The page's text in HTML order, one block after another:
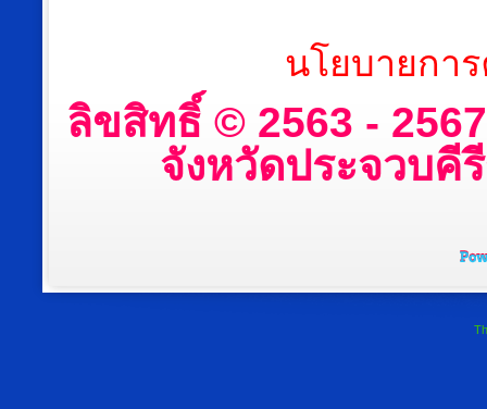
นโยบายกา
ลิขสิทธิ์ © 2563 -
จังหวัดประจวบคี